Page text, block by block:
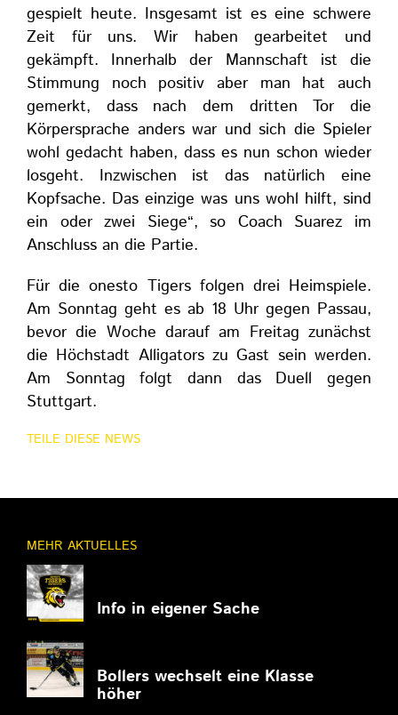
gespielt heute. Insgesamt ist es eine schwere
Zeit für uns. Wir haben gearbeitet und
gekämpft. Innerhalb der Mannschaft ist die
Stimmung noch positiv aber man hat auch
gemerkt, dass nach dem dritten Tor die
Körpersprache anders war und sich die Spieler
wohl gedacht haben, dass es nun schon wieder
losgeht. Inzwischen ist das natürlich eine
Kopfsache. Das einzige was uns wohl hilft, sind
ein oder zwei Siege“, so Coach Suarez im
Anschluss an die Partie.
Für die onesto Tigers folgen drei Heimspiele.
Am Sonntag geht es ab 18 Uhr gegen Passau,
bevor die Woche darauf am Freitag zunächst
die Höchstadt Alligators zu Gast sein werden.
Am Sonntag folgt dann das Duell gegen
Stuttgart.
TEILE DIESE NEWS
MEHR AKTUELLES
Info in eigener Sache
Bollers wechselt eine Klasse
höher